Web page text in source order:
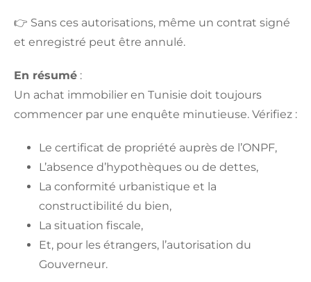
👉 Sans ces autorisations, même un contrat signé
et enregistré peut être annulé.
En résumé :
Un achat immobilier en Tunisie doit toujours
commencer par une enquête minutieuse. Vérifiez :
Le certificat de propriété auprès de l’ONPF,
L’absence d’hypothèques ou de dettes,
La conformité urbanistique et la
constructibilité du bien,
La situation fiscale,
Et, pour les étrangers, l’autorisation du
Gouverneur.